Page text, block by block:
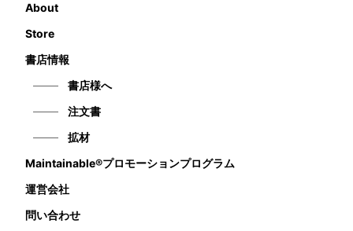
About
Store
書店情報
書店様へ
注文書
拡材
Maintainable®プロモーションプログラム
運営会社
問い合わせ